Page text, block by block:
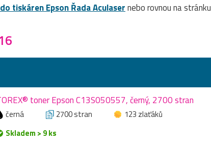
tiskáren Epson Řada Aculasernebo rovnou na stránku
toner Epson C13S050557, černý, 2700 stran
černá 2700 stran
123 zlaťáků
Skladem > 9 ks